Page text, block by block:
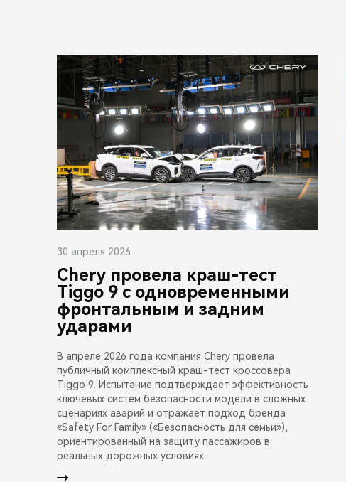
30 апреля 2026
Chery провела краш-тест
Tiggo 9 с одновременными
фронтальным и задним
ударами
В апреле 2026 года компания Chery провела
публичный комплексный краш-тест кроссовера
Tiggo 9. Испытание подтверждает эффективность
ключевых систем безопасности модели в сложных
сценариях аварий и отражает подход бренда
«Safety For Family» («Безопасность для семьи»),
ориентированный на защиту пассажиров в
реальных дорожных условиях.